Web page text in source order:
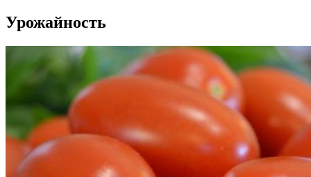
Урожайность